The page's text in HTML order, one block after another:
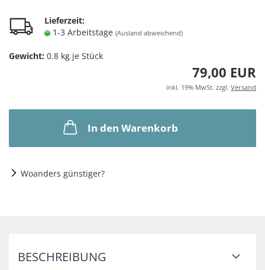
Lieferzeit:
1-3 Arbeitstage (Ausland abweichend)
Gewicht: 0.8 kg je Stück
79,00 EUR
inkl. 19% MwSt. zzgl. Versand
In den Warenkorb
Woanders günstiger?
BESCHREIBUNG